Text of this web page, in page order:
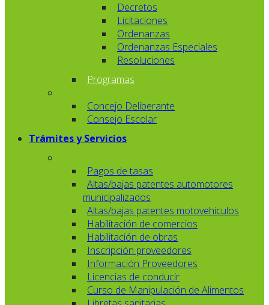
Decretos
Licitaciones
Ordenanzas
Ordenanzas Especiales
Resoluciones
Programas
Concejo Deliberante
Consejo Escolar
Trámites y Servicios
Pagos de tasas
Altas/bajas patentes automotores
municipalizados
Altas/bajas patentes motovehiculos
Habilitación de comercios
Habilitación de obras
Inscripción proveedores
Información Proveedores
Licencias de conducir
Curso de Manipulación de Alimentos